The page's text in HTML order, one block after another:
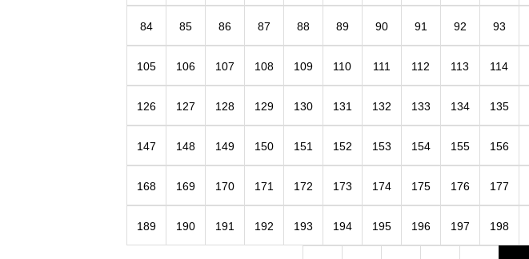
84 85 86 87 88 89 90 91 92 93
105 106 107 108 109 110 111 112 113 114
126 127 128 129 130 131 132 133 134 135
147 148 149 150 151 152 153 154 155 156
168 169 170 171 172 173 174 175 176 177
189 190 191 192 193 194 195 196 197 198